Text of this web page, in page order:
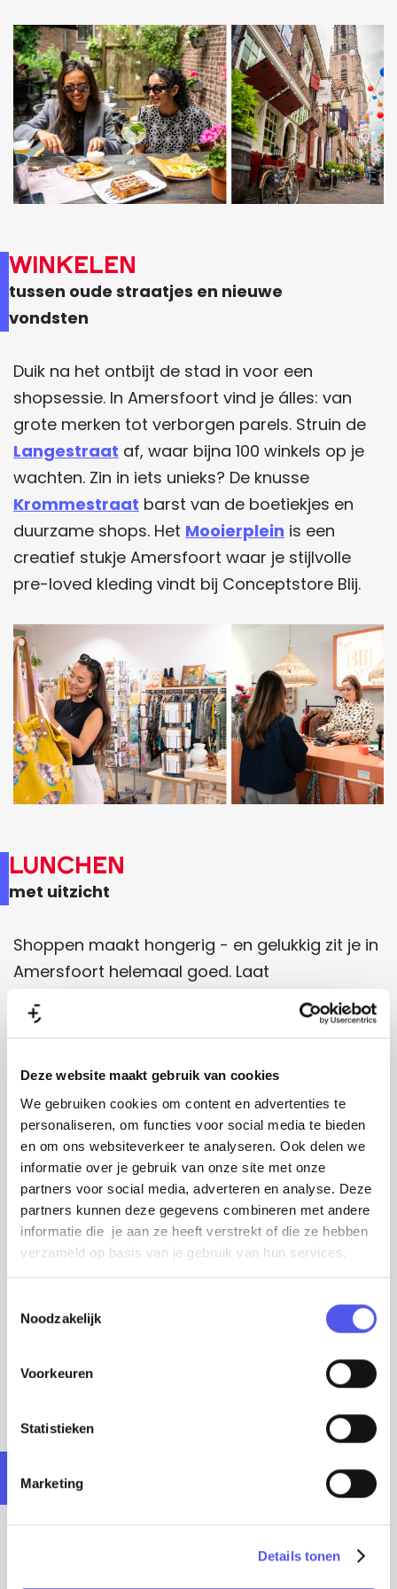
Deze website maakt gebruik van cookies
We gebruiken cookies om content en advertenties te
personaliseren, om functies voor social media te bieden
en om ons websiteverkeer te analyseren. Ook delen we
informatie over je gebruik van onze site met onze
partners voor social media, adverteren en analyse. Deze
partners kunnen deze gegevens combineren met andere
informatie die je aan ze heeft verstrekt of die ze hebben
verzameld op basis van je gebruik van hun services.
m
Noodzakelijk
Voorkeuren
Statistieken
Marketing
Details tonen
Winkelen
tussen oude straatjes en nieuwe
vondsten
Duik na het ontbijt de stad in voor een
shopsessie. In Amersfoort vind je álles: van
grote merken tot verborgen parels. Struin de
Langestraat af, waar bijna 100 winkels op je
wachten. Zin in iets unieks? De knusse
Krommestraat barst van de boetiekjes en
duurzame shops. Het Mooierplein is een
creatief stukje Amersfoort waar je stijlvolle
pre-loved kleding vindt bij Conceptstore Blij.
Lunchen
met uitzicht
Shoppen maakt hongerig - en gelukkig zit je in
Amersfoort helemaal goed. Laat
Stadscafé
Amersfoort
voor een bijzonder belegd
naam zegt het al, vind je goddelijke soepen en
salades die net zo goed smaken als ze klinken.
Of schuif aan bijAlbertsop de Hof, waar pure
no-nonsense gerechten worden geserveerd in
een sfeervol monumentaal pand.
Must-sees in de middag
De stad barst van de historie en alles ligt op
loopafstand. Wandel over het oude waterwerk